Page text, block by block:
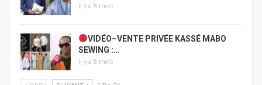
Il y a 8 mois
VIDÉO–VENTE PRIVÉE KASSÉ MABO
SEWING :…
Il y a 8 mois